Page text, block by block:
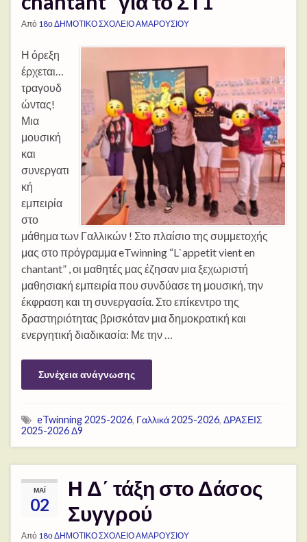
Από 18ο ΔΗΜΟΤΙΚΟ ΣΧΟΛΕΙΟ ΑΜΑΡΟΥΣΙΟΥ
Η όρεξη
έρχεται…
τραγουδ
ώντας!
Μια
μουσική
και
συνεργατι
κή
εμπειρία
στο
μάθημα των Γαλλικών ! Στο πλαίσιο της συμμετοχής
μας στο πρόγραμμα eTwinning “L`appetit vient en
chantant” , οι μαθητές μας έζησαν μια ξεχωριστή
μαθησιακή εμπειρία που συνδύασε τη μουσική, την
έκφραση και τη συνεργασία. Στο επίκεντρο της
δραστηριότητας βρισκόταν μια δημοκρατική και
ενεργητική διαδικασία: Με την …
Συνέχεια ανάγνωσης
eTwinning 2025-2026, Γαλλικά 2025-2026, ΔΡΑΣΕΙΣ
2025-2026 Δ9
ΜΆΙ
02
Η Δ΄ τάξη στο Δάσος
Συγγρού
Από 18ο ΔΗΜΟΤΙΚΟ ΣΧΟΛΕΙΟ ΑΜΑΡΟΥΣΙΟΥ